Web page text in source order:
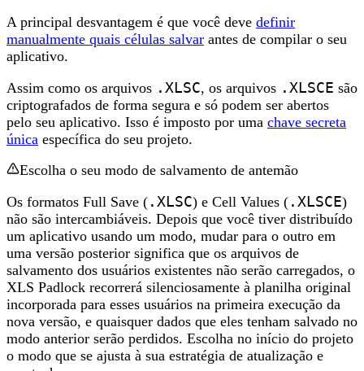
A principal desvantagem é que você deve definir
manualmente quais células salvar antes de compilar o seu
aplicativo.
Assim como os arquivos .XLSC, os arquivos .XLSCE são
criptografados de forma segura e só podem ser abertos
pelo seu aplicativo. Isso é imposto por uma chave secreta
única específica do seu projeto.
Escolha o seu modo de salvamento de antemão
Os formatos Full Save ( .XLSC) e Cell Values ( .XLSCE)
não são intercambiáveis. Depois que você tiver distribuído
um aplicativo usando um modo, mudar para o outro em
uma versão posterior significa que os arquivos de
salvamento dos usuários existentes não serão carregados, o
XLS Padlock recorrerá silenciosamente à planilha original
incorporada para esses usuários na primeira execução da
nova versão, e quaisquer dados que eles tenham salvado no
modo anterior serão perdidos. Escolha no início do projeto
o modo que se ajusta à sua estratégia de atualização e